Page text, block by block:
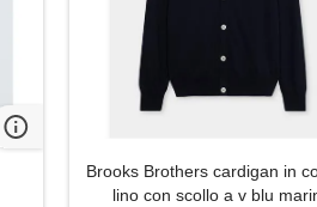
Brooks Brothers cardigan in
lino con scollo a v blu